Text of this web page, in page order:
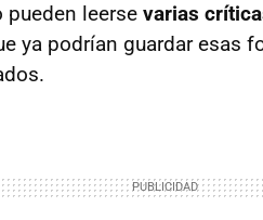
leerse varias
ya podrían guardar esas